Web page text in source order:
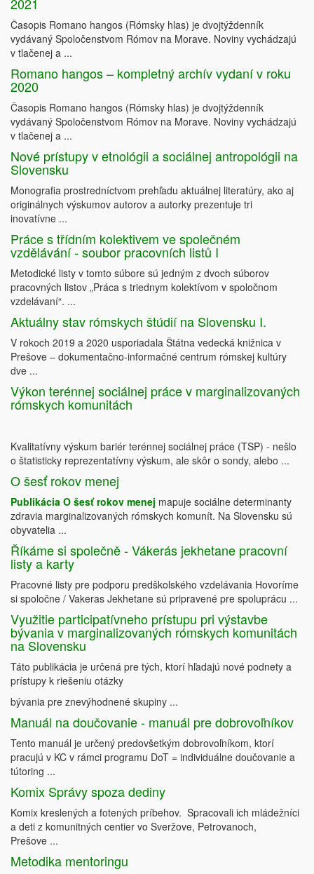
Časopis Romano hangos (Rómsky hlas) je dvojtýždenník
vydávaný Spoločenstvom Rómov na Morave. Noviny vychádzajú
v tlačenej a ...
Romano hangos – kompletný archív vydaní v roku
2020
Časopis Romano hangos (Rómsky hlas) je dvojtýždenník
vydávaný Spoločenstvom Rómov na Morave. Noviny vychádzajú
v tlačenej a ...
Nové prístupy v etnológii a sociálnej antropológii na
Slovensku
Monografia prostredníctvom prehľadu aktuálnej literatúry, ako aj
originálnych výskumov autorov a autorky prezentuje tri
inovatívne ...
Práce s třídním kolektivem ve společném
vzdělávání - soubor pracovních listů I
Metodické listy v tomto súbore sú jedným z dvoch súborov
pracovných listov „Práca s triednym kolektívom v spoločnom
vzdelávaní“. ...
Aktuálny stav rómskych štúdií na Slovensku I.
V rokoch 2019 a 2020 usporiadala Štátna vedecká knižnica v
Prešove ‒ dokumentačno-informačné centrum rómskej kultúry
dve ...
Výkon terénnej sociálnej práce v marginalizovaných
rómskych komunitách
Kvalitatívny výskum bariér terénnej sociálnej práce (TSP) - nešlo
o štatisticky reprezentatívny výskum, ale skôr o sondy, alebo ...
O šesť rokov menej
Publikácia O šesť rokov menej mapuje sociálne determinanty
zdravia marginalizovaných rómskych komunít. Na Slovensku sú
obyvatelia ...
Říkáme si společně - Vákerás jekhetane pracovní
listy a karty
Pracovné listy pre podporu predškolského vzdelávania Hovoríme
si spoločne / Vakeras Jekhetane sú pripravené pre spoluprácu ...
Využitie participatívneho prístupu pri výstavbe
bývania v marginalizovaných rómskych komunitách
na Slovensku
Táto publikácia je určená pre tých, ktorí hľadajú nové podnety a
prístupy k riešeniu otázky
bývania pre znevýhodnené skupiny ...
Manuál na doučovanie - manuál pre dobrovoľníkov
Tento manuál je určený predovšetkým dobrovoľníkom, ktorí
pracujú v KC v rámci programu DoT = individuálne doučovanie a
tútoring ...
Komix Správy spoza dediny
Komix kreslených a fotených príbehov. Spracovali ich mládežníci
a deti z komunitných centier vo Sveržove, Petrovanoch,
Prešove ...
Metodika mentoringu